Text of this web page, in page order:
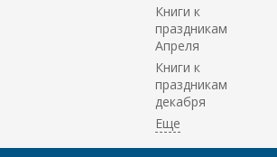
Книги к
праздникам
Апреля
Книги к
праздникам
декабря